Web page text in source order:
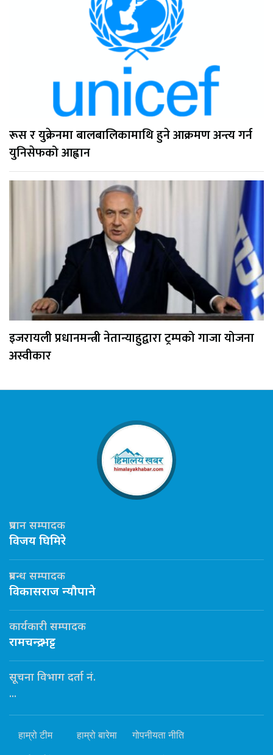
रूस र युक्रेनमा बालबालिकामाथि हुने आक्रमण अन्त्य गर्न
युनिसेफको आह्वान
इजरायली प्रधानमन्त्री नेतान्याहुद्वारा ट्रम्पको गाजा योजना
अस्वीकार
प्रधान सम्पादक
विजय घिमिरे
प्रबन्ध सम्पादक
विकासराज न्यौपाने
कार्यकारी सम्पादक
रामचन्द्र भट्ट
सूचना विभाग दर्ता नं.
...
हाम्रो टीम हाम्रो बारेमा गोपनीयता नीति